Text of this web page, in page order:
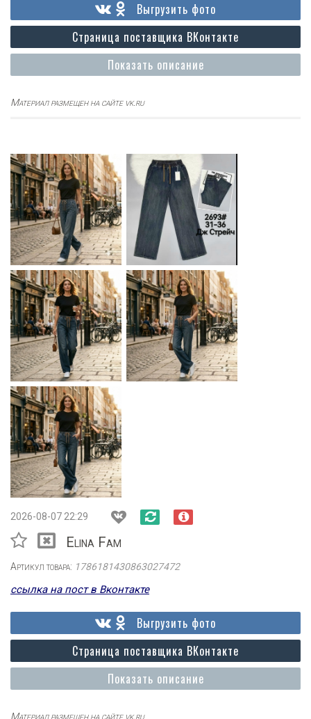
Показать описание
Страница поставщика ВКонтакте
Выгрузить фото
Материал размещен на сайте vk.ru
2026-08-07 22:29
Elina Fam
Артикул товара: 1786181430863027472
ссылка на пост в Вконтакте
Показать описание
Страница поставщика ВКонтакте
Выгрузить фото
Материал размещен на сайте vk.ru